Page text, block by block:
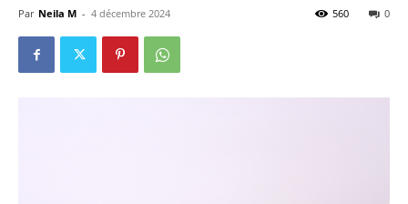
Par Neila M - 4 décembre 2024 0
560